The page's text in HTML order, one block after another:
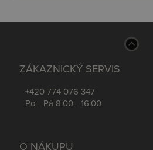
ZÁKAZNICKÝ SERVIS
+420 774 076 347
Po - Pá 8:00 - 16:00
O NÁKUPU